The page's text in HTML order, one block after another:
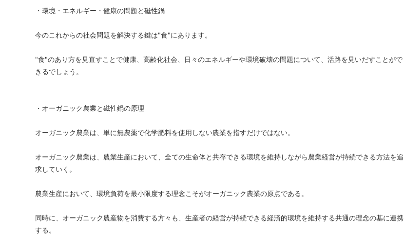
・環境・エネルギー・健康の問題と磁性鍋
今のこれからの社会問題を解決する鍵は"食"にあります。
"食"のあり方を見直すことで健康、高齢化社会、日々のエネルギーや環境破壊の問題について、活路を見いだすことがで
きるでしょう。
・オーガニック農業と磁性鍋の原理
オーガニック農業は、単に無農薬で化学肥料を使用しない農業を指すだけではない。
オーガニック農業は、農業生産において、全ての生命体と共存できる環境を維持しながら農業経営が持続できる方法を追
求していく。
農業生産において、環境負荷を最小限度する理念こそがオーガニック農業の原点である。
同時に、オーガニック農産物を消費する方々も、生産者の経営が持続できる経済的環境を維持する共通の理念の基に連携
する。